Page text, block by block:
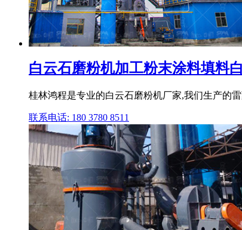
白云石磨粉机加工粉末涂料填料
桂林鸿程是专业的白云石磨粉机厂家,我们生产的
联系电话: 180 3780 8511